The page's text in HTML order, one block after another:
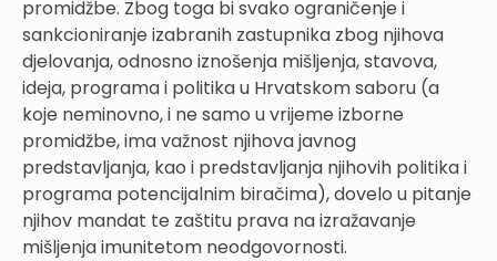
promidžbe. Zbog toga bi svako ograničenje i
sankcioniranje izabranih zastupnika zbog njihova
djelovanja, odnosno iznošenja mišljenja, stavova,
ideja, programa i politika u Hrvatskom saboru (a
koje neminovno, i ne samo u vrijeme izborne
promidžbe, ima važnost njihova javnog
predstavljanja, kao i predstavljanja njihovih politika i
programa potencijalnim biračima), dovelo u pitanje
njihov mandat te zaštitu prava na izražavanje
mišljenja imunitetom neodgovornosti.